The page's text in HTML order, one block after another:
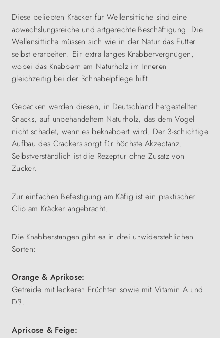
Diese beliebten Kräcker für Wellensittiche sind eine
abwechslungsreiche und artgerechte Beschäftigung. Die
Wellensittiche müssen sich wie in der Natur das Futter
selbst erarbeiten. Ein extra langes Knabbervergnügen,
wobei das Knabbern am Naturholz im Inneren
gleichzeitig bei der Schnabelpflege hilft.
Gebacken werden diesen, in Deutschland hergestellten
Snacks, auf unbehandeltem Naturholz, das dem Vogel
nicht schadet, wenn es beknabbert wird. Der 3-schichtige
Aufbau des Crackers sorgt für höchste Akzeptanz.
Selbstverständlich ist die Rezeptur ohne Zusatz von
Zucker.
Zur einfachen Befestigung am Käfig ist ein praktischer
Clip am Kräcker angebracht.
Die Knabberstangen gibt es in drei unwiderstehlichen
Sorten:
Orange & Aprikose:
Getreide mit leckeren Früchten sowie mit Vitamin A und
D3.
Aprikose & Feige: